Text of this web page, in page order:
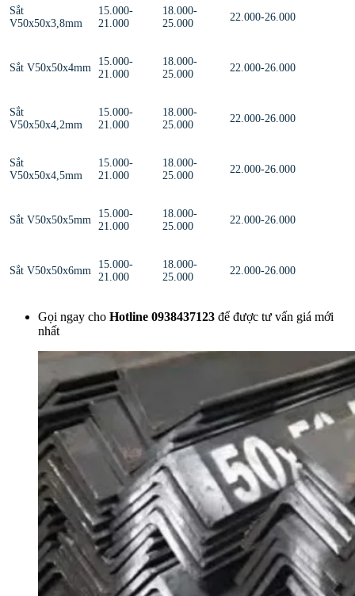
Sắt
V50x50x3,8mm
15.000-
21.000
18.000-
25.000
22.000-26.000
Sắt V50x50x4mm
15.000-
21.000
18.000-
25.000
22.000-26.000
Sắt
V50x50x4,2mm
15.000-
21.000
18.000-
25.000
22.000-26.000
Sắt
V50x50x4,5mm
15.000-
21.000
18.000-
25.000
22.000-26.000
Sắt V50x50x5mm
15.000-
21.000
18.000-
25.000
22.000-26.000
Sắt V50x50x6mm
15.000-
21.000
18.000-
25.000
22.000-26.000
Gọi ngay cho Hotline 0938437123 để được tư vấn giá mới
nhất